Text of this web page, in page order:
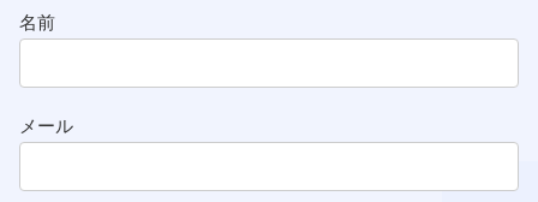
名前
メール